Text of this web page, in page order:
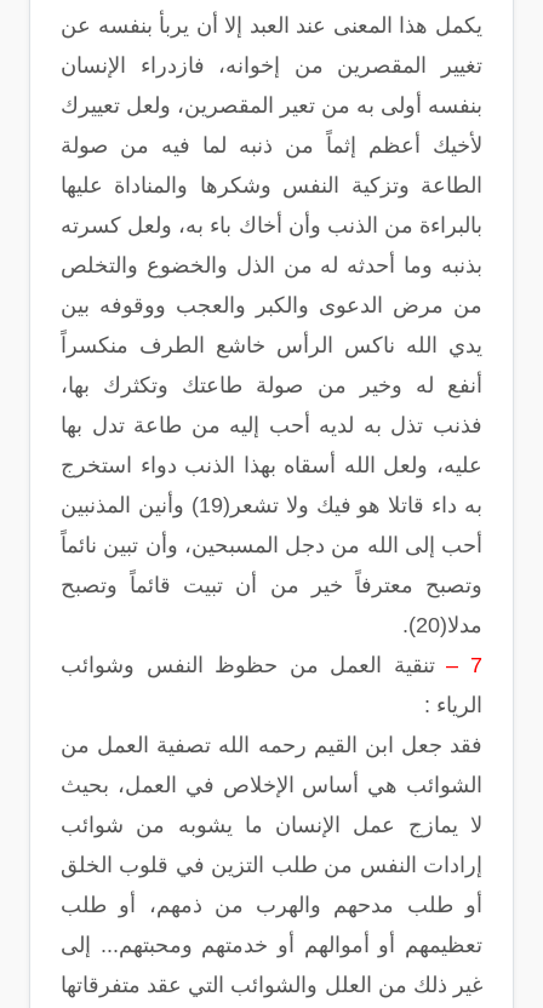
يكمل هذا المعنى عند العبد إلا أن يربأ بنفسه عن
تغيير المقصرين من إخوانه، فازدراء الإنسان
بنفسه أولى به من تعير المقصرين، ولعل تعييرك
لأخيك أعظم إثماً من ذنبه لما فيه من صولة
الطاعة وتزكية النفس وشكرها والمناداة عليها
بالبراءة من الذنب وأن أخاك باء به، ولعل كسرته
بذنبه وما أحدثه له من الذل والخضوع والتخلص
من مرض الدعوى والكبر والعجب ووقوفه بين
يدي الله ناكس الرأس خاشع الطرف منكسراً
أنفع له وخير من صولة طاعتك وتكثرك بها،
فذنب تذل به لديه أحب إليه من طاعة تدل بها
عليه، ولعل الله أسقاه بهذا الذنب دواء استخرج
به داء قاتلا هو فيك ولا تشعر(19) وأنين المذنبين
أحب إلى الله من دجل المسبحين، وأن تبين نائماً
وتصبح معترفاً خير من أن تبيت قائماً وتصبح
مدلا(20).
7 –
تنقية العمل من حظوظ النفس وشوائب
الرياء :
فقد جعل ابن القيم رحمه الله تصفية العمل من
الشوائب هي أساس الإخلاص في العمل، بحيث
لا يمازج عمل الإنسان ما يشوبه من شوائب
إرادات النفس من طلب التزين في قلوب الخلق
أو طلب مدحهم والهرب من ذمهم، أو طلب
تعظيمهم أو أموالهم أو خدمتهم ومحبتهم... إلى
غير ذلك من العلل والشوائب التي عقد متفرقاتها